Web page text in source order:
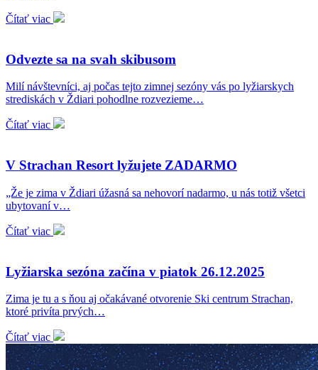
Čítať viac
Odvezte sa na svah skibusom
Milí návštevníci, aj počas tejto zimnej sezóny vás po lyžiarskych
strediskách v Ždiari pohodlne rozvezieme…
Čítať viac
V Strachan Resort lyžujete ZADARMO
„Že je zima v Ždiari úžasná sa nehovorí nadarmo, u nás totiž všetci
ubytovaní v…
Čítať viac
Lyžiarska sezóna začína v piatok 26.12.2025
Zima je tu a s ňou aj očakávané otvorenie Ski centrum Strachan,
ktoré privíta prvých…
Čítať viac